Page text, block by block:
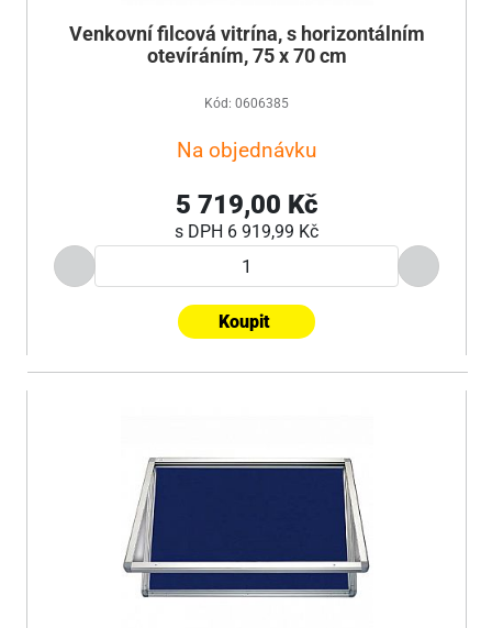
Venkovní filcová vitrína, s horizontálním
otevíráním, 75 x 70 cm
Kód: 0606385
Na objednávku
5 719,00 Kč
s DPH 6 919,99 Kč
Koupit